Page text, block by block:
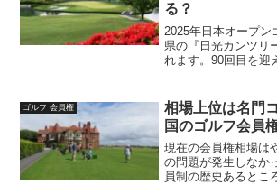
る？
2025年日本オープン
県の『日光カンツリ
れます。90回目を迎
あの井上誠一が設計
て近年大改造が行わ
ゴルフ 会員権
相場上位は名門
国のゴルフ会員
現在の会員権相場は
の問題が発生しなか
員制の歴史あるとこ